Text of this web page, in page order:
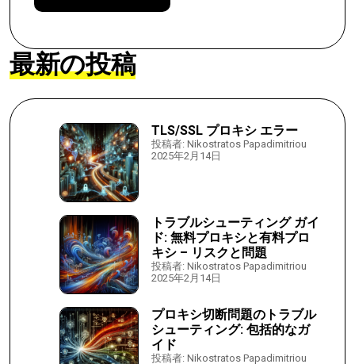
最新の投稿
TLS/SSL プロキシ エラー
投稿者: Nikostratos Papadimitriou
2025年2月14日
トラブルシューティング ガイ
ド: 無料プロキシと有料プロ
キシ – リスクと問題
投稿者: Nikostratos Papadimitriou
2025年2月14日
プロキシ切断問題のトラブル
シューティング: 包括的なガ
イド
投稿者: Nikostratos Papadimitriou